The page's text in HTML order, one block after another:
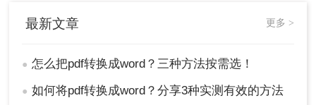
最新文章 更多 >
● 怎么把pdf转换成word？三种方法按需选！
● 如何将pdf转换成word？分享3种实测有效的方法